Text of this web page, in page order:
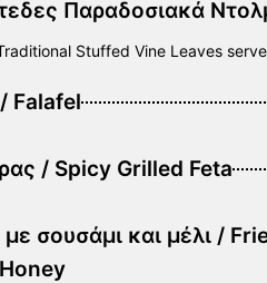
Παραδοσιακά
Stuffed Vine Leaves
Falafel
/ Spicy Grilled Feta
σουσάμι και μέλι /